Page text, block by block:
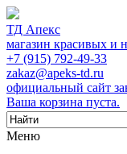
ТД Апекс
магазин красивых и
+7 (915) 792-49-33
zakaz@apeks-td.ru
официальный сайт
Ваша корзина пуста.
Меню